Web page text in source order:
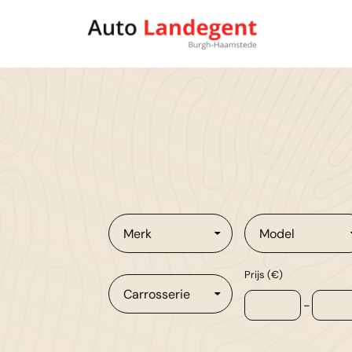
Merk Model
Carrosserie
Prijs (€)
-